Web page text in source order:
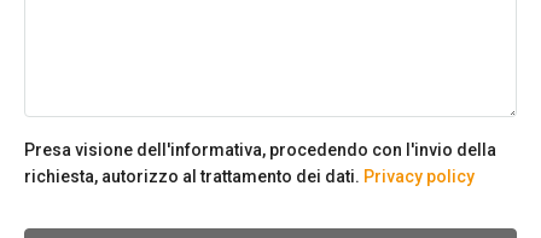
Presa visione dell'informativa, procedendo con l'invio della
richiesta, autorizzo al trattamento dei dati. Privacy policy